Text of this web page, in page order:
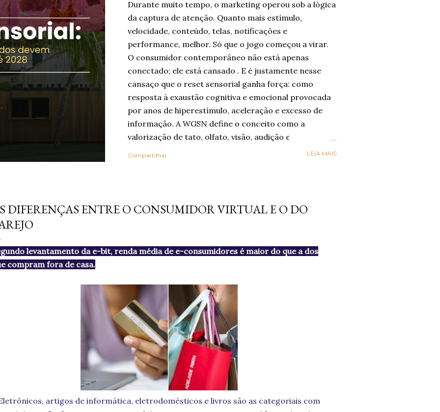
Durante muito tempo, o marketing operou sob a lógica
da captura de atenção. Quanto mais estímulo,
velocidade, conteúdo, telas, notificações e
performance, melhor. Só que o jogo começou a virar.
O consumidor contemporâneo não está apenas
conectado; ele está cansado . E é justamente nesse
cansaço que o reset sensorial ganha força: como
resposta à exaustão cognitiva e emocional provocada
por anos de hiperestímulo, aceleração e excesso de
informação. A WGSN define o conceito como a
valorização de tato, olfato, visão, audição e paladar
como ferramentas de bem-estar, presença e conexão .
Life Trends 2025 , descreve o movimento de Social
Rewilding , segundo o qual as pessoas buscam mais
atribuíram sua experiência mais prazerosa da última
Compartilhar LEIA MAIS
DIFERENÇAS ENTRE O CONSUMIDOR VIRTUAL E O DO
levantamento da e-bit, renda média de e-consumidores é maior do que a dos
compram fora de casa.
artigos de informática, eletrodomésticos e livros são as categoriais com